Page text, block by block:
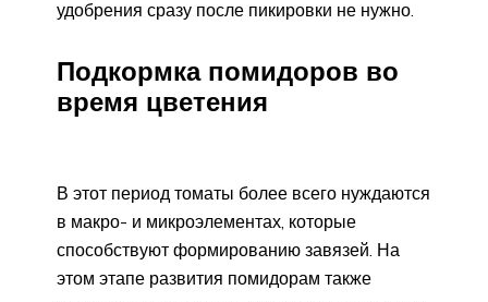
удобрения сразу после пикировки не нужно.
Подкормка помидоров во
время цветения
В этот период томаты более всего нуждаются
в макро- и микроэлементах, которые
способствуют формированию завязей. На
этом этапе развития помидорам также